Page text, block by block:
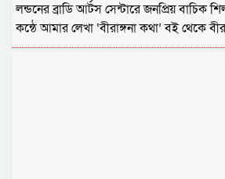
লন্ডনের ব্রাডি আর্টস সেন্টারে জনপ্রিয় বাচিক
কন্ঠে আমার লেখা ‘বীরাঙ্গনা কথা’ বই থেকে
আখ্যান।